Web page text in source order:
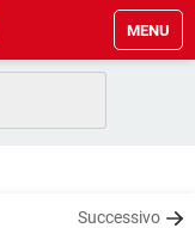
MENU
Successivo